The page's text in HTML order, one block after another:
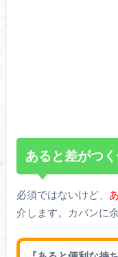
あると差がつ
必須ではないけど、
介します。カバンに